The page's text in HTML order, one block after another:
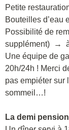
Petite
Bouteilles d’eau
Possibilité de
supplément) → à
Une équipe de
20h/24h ! Merci
pas empiéter sur
sommeil…!
La demi